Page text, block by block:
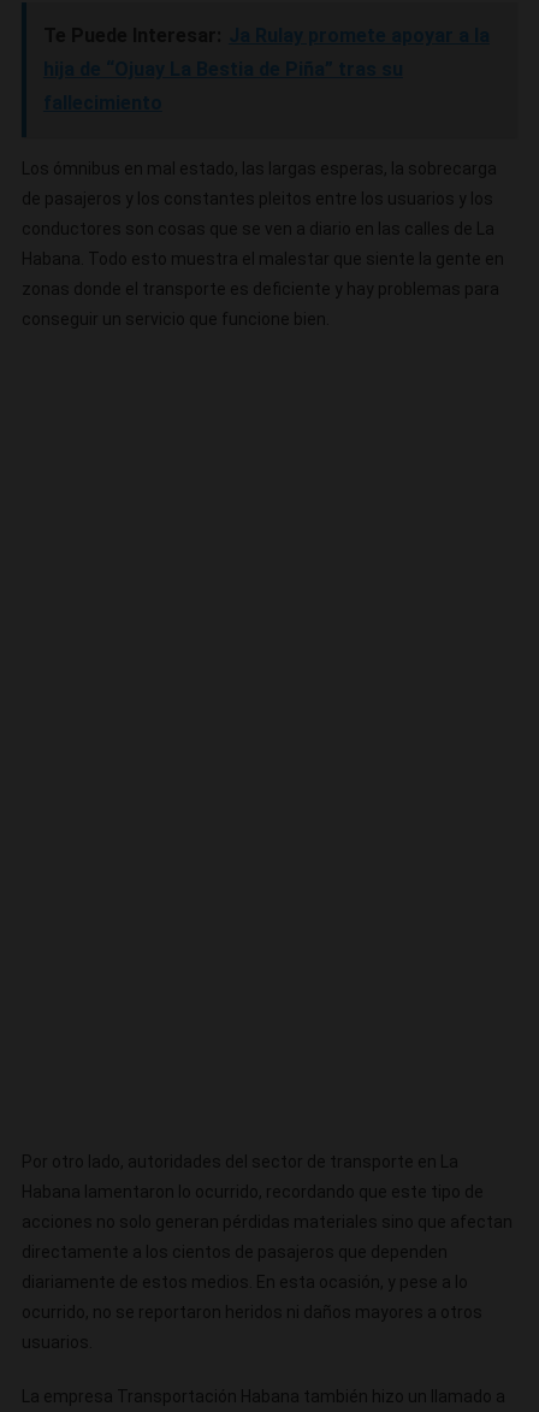
Los ómnibus en mal estado, las largas esperas, la sobrecarga
de pasajeros y los constantes pleitos entre los usuarios y los
conductores son cosas que se ven a diario en las calles de La
Habana. Todo esto muestra el malestar que siente la gente en
zonas donde el transporte es deficiente y hay problemas para
conseguir un servicio que funcione bien.
Por otro lado, autoridades del sector de transporte en La
Habana lamentaron lo ocurrido, recordando que este tipo de
acciones no solo generan pérdidas materiales sino que afectan
directamente a los cientos de pasajeros que dependen
diariamente de estos medios. En esta ocasión, y pese a lo
ocurrido, no se reportaron heridos ni daños mayores a otros
usuarios.
La empresa Transportación Habana también hizo un llamado a